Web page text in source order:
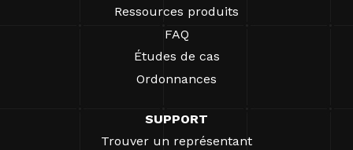
Ressources produits
FAQ
Études de cas
Ordonnances
SUPPORT
Trouver un représentant